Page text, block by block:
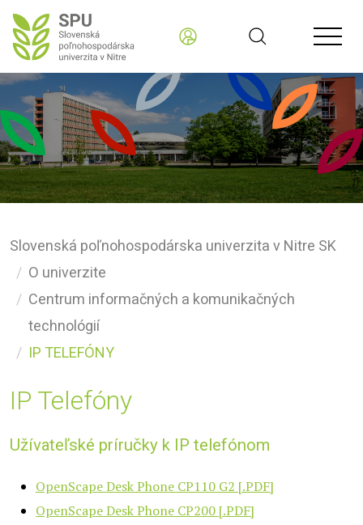
Slovenská poľnohospodárska univerzita v Nitre SK
O univerzite
Centrum informačných a komunikačných
technológií
IP TELEFÓNY
IP Telefóny
Užívateľské príručky k IP telefónom
OpenScape Desk Phone CP110 G2 [.PDF]
OpenScape Desk Phone CP200 [.PDF]